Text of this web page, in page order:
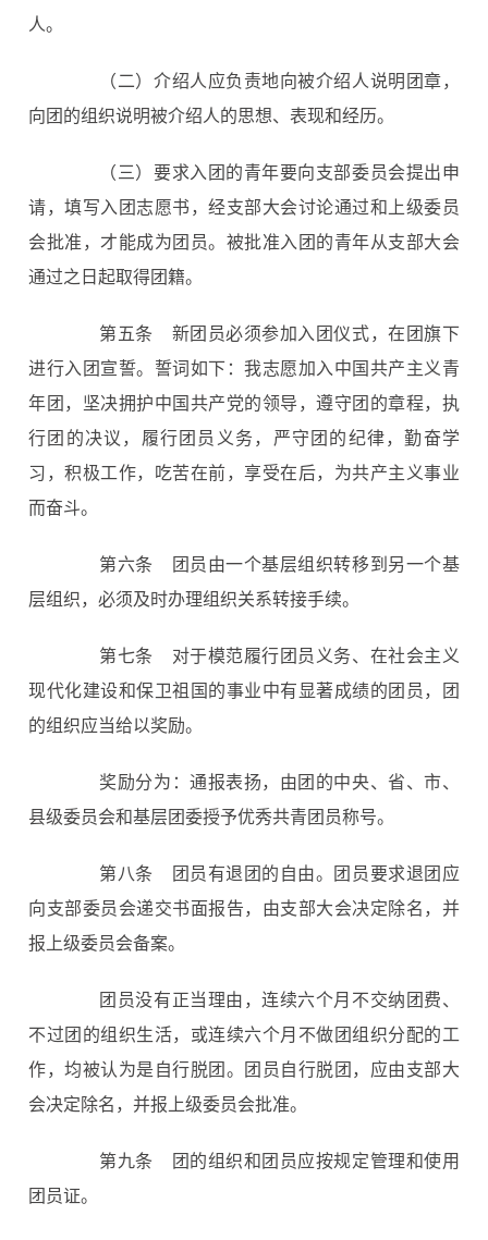
人。
（二）介绍人应负责地向被介绍人说明团章，
向团的组织说明被介绍人的思想、表现和经历。
（三）要求入团的青年要向支部委员会提出申
请，填写入团志愿书，经支部大会讨论通过和上级委员
会批准，才能成为团员。被批准入团的青年从支部大会
通过之日起取得团籍。
第五条
新团员必须参加入团仪式，在团旗下
进行入团宣誓。誓词如下：我志愿加入中国共产主义青
年团，坚决拥护中国共产党的领导，遵守团的章程，执
行团的决议，履行团员义务，严守团的纪律，勤奋学
习，积极工作，吃苦在前，享受在后，为共产主义事业
而奋斗。
第六条
团员由一个基层组织转移到另一个基
层组织，必须及时办理组织关系转接手续。
第七条
对于模范履行团员义务、在社会主义
现代化建设和保卫祖国的事业中有显著成绩的团员，团
的组织应当给以奖励。
奖励分为：通报表扬，由团的中央、省、市、
县级委员会和基层团委授予优秀共青团员称号。
第八条
团员有退团的自由。团员要求退团应
向支部委员会递交书面报告，由支部大会决定除名，并
报上级委员会备案。
团员没有正当理由，连续六个月不交纳团费、
不过团的组织生活，或连续六个月不做团组织分配的工
作，均被认为是自行脱团。团员自行脱团，应由支部大
会决定除名，并报上级委员会批准。
第九条
团的组织和团员应按规定管理和使用
团员证。